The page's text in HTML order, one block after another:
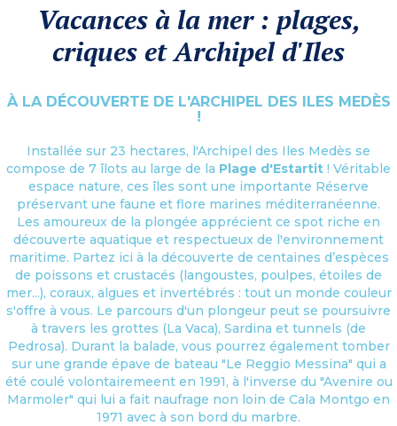
Vacances à la mer : plages,
criques et Archipel d'Iles
À LA DÉCOUVERTE DE L'ARCHIPEL DES ILES MEDÈS
!
Installée sur 23 hectares, l'Archipel des Iles Medès se
compose de 7 îlots au large de la Plage d'Estartit ! Véritable
espace nature, ces îles sont une importante Réserve
préservant une faune et flore marines méditerranéenne.
Les amoureux de la plongée apprécient ce spot riche en
découverte aquatique et respectueux de l'environnement
maritime. Partez ici à la découverte de centaines d’espèces
de poissons et crustacés (langoustes, poulpes, étoiles de
mer...), coraux, algues et invertébrés : tout un monde couleur
s'offre à vous. Le parcours d'un plongeur peut se poursuivre
à travers les grottes (La Vaca), Sardina et tunnels (de
Pedrosa). Durant la balade, vous pourrez également tomber
sur une grande épave de bateau "Le Reggio Messina" qui a
été coulé volontairemeent en 1991, à l'inverse du "Avenire ou
Marmoler" qui lui a fait naufrage non loin de Cala Montgo en
1971 avec à son bord du marbre.